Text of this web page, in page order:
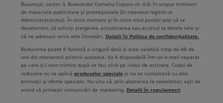
București, sector 3, Bulevardul Corneliu Coposu nr. 6-8, în scopul trimiterii
de materiale publicitare și promoționale (în interesul legitim al
Administratorului). În orice moment și în orice mod posibil poți să te
dezabonezi, să soliciți ștergerea, actualizarea sau accesul la datele tale și
să ne adresezi orice alte întrebări. Detalii în Politica de confidențialitate.
Reducerea poate fi folosită o singură dată și este valabilă timp de 48 de
ore din momentul primirii acesteia. Va fi disponibilă într-un e-mail separat
pe care ți-l vom trimite după ce faci click pe linkul de activare. Codul de
reducere nu se aplică produselor speciale și nu se cumulează cu alte
promoții și oferte speciale. Nu uita că, prin abonarea la newsletter, ești de
acord să primești comunicări de marketing. Detalii în regulament